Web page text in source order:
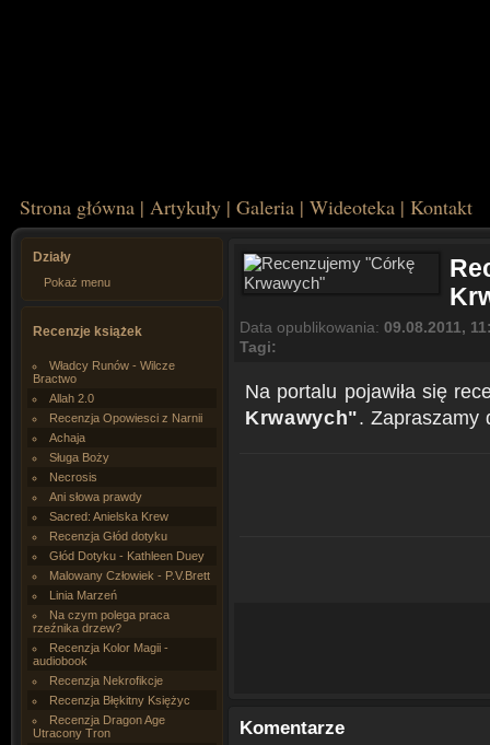
Strona główna | Artykuły | Galeria | Wideoteka | Kontakt
Działy
Pokaż menu
Recenzje książek
Władcy Runów - Wilcze
Bractwo
Allah 2.0
Recenzja Opowiesci z Narnii
Achaja
Sługa Boży
Necrosis
Ani słowa prawdy
Sacred: Anielska Krew
Recenzja Głód dotyku
Głód Dotyku - Kathleen Duey
Malowany Człowiek - P.V.Brett
Linia Marzeń
Na czym polega praca
rzeźnika drzew?
Recenzja Kolor Magii -
audiobook
Recenzja Nekrofikcje
Recenzja Błękitny Księżyc
Recenzja Dragon Age
Utracony Tron
Data opublikowania: 09.08.2011,
Tagi:
Na portalu pojawiła się
Krwawych".
Komentarze